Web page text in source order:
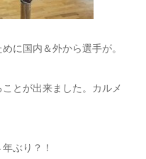
に国内＆外から選手が。
とが出来ました。カルメ
ぶり？！